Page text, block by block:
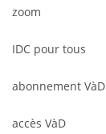
zoom
IDC pour tous
abonnement VàD
accès VàD